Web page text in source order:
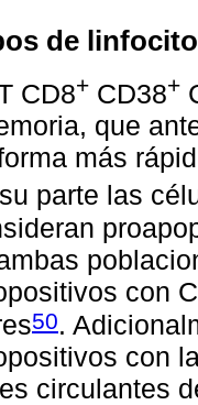
de
CD8+ CD38+
que
más
parte las
con
50.
con
circulantes